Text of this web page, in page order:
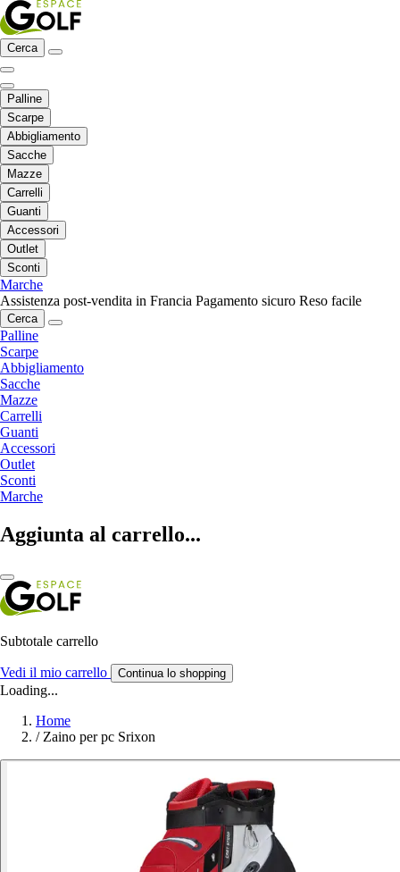
Cerca
Palline
Scarpe
Abbigliamento
Sacche
Mazze
Carrelli
Guanti
Accessori
Outlet
Sconti
Marche
Assistenza post-vendita in Francia Pagamento sicuro Reso facile
Cerca
Palline
Scarpe
Abbigliamento
Sacche
Mazze
Carrelli
Guanti
Accessori
Outlet
Sconti
Marche
Aggiunta al carrello...
Subtotale carrello
Vedi il mio carrello Continua lo shopping
Loading...
Home
/ Zaino per pc Srixon